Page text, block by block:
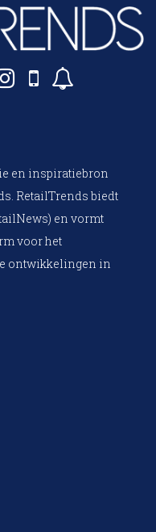
en inspiratiebron
RetailTrends biedt
en vormt
voor het
ontwikkelingen in